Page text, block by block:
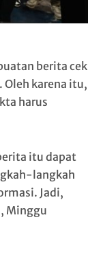
berita cek
karena itu,
harus
itu dapat
langkah
Jadi,
Minggu